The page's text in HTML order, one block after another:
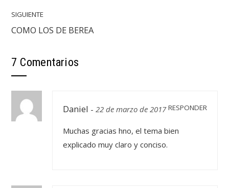
SIGUIENTE
COMO LOS DE BEREA
7 Comentarios
Daniel -22 de marzo de 2017 RESPONDER
Muchas gracias hno, el tema bien
explicado muy claro y conciso.